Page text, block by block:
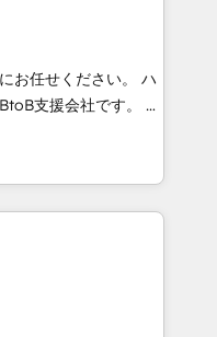
per le integrazioni
tra cui SAP,
del CRM in
le altre
任せください。 ハ
支援会社です。 ノ
の設計・運用、他
支援、カスタマーサ
ップ完結できる支援体
導入して終わり」では
また、